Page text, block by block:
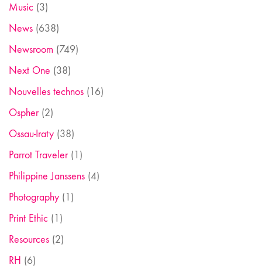
Music (3)
News (638)
Newsroom (749)
Next One (38)
Nouvelles technos (16)
Ospher(2)
Ossau-Iraty (38)
Parrot Traveler(1)
Philippine Janssens (4)
Photography (1)
Print Ethic (1)
Resources (2)
RH (6)